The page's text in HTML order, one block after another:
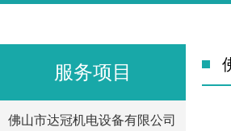
服务项目
佛山市达冠机电设备有限公司